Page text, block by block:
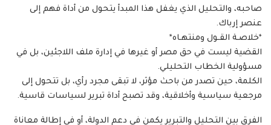
صاحبه، والتحليل الذي يغفل هذا المبدأ يتحول من أداة فهم إلى
عنصر إرباك.
*خلاصـة القـول ومنتهـاه*
القضية ليست في حق مصر أو غيرها في إدارة ملف اللاجئين، بل في
مسؤولية الخطاب التحليلي.
الكلمة، حين تصدر من باحث مؤثر، لا تبقى مجرد رأي، بل تتحول إلى
مرجعية سياسية وأخلاقية، وقد تصبح أداة تبرير لسياسات قاسية.
الفرق بين التحليل والتبرير يكمن في دعم الدولة، أو في إطالة معاناة